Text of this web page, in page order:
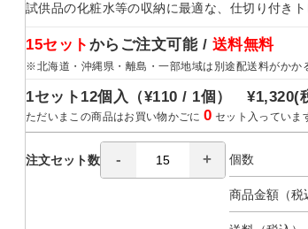
試供品の化粧水等の収納に最適な、仕切り付きト
15セット からご注文可能 / 送料無料
※北海道・沖縄県・離島・一部地域は別途配送料がかか
1セット12個入（¥110 / 1個）¥1,320(
ただいまこの商品はお買い物かごに0 セット入っていま
注文セット数 個数
商品金額（税